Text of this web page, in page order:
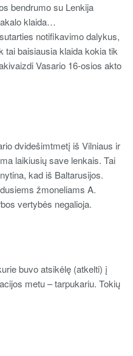
bendrumo su Lenkija
klaida…
notifikavimo dalykus,
baisiausia klaida kokia tik
Vasario 16-osios akto
dvidešimtmetį iš Vilniaus ir
laikiusių save lenkais. Tai
kad iš Baltarusijos.
žmoneliams A.
vertybės negalioja.
buvo atsikėlę (atkelti) į
metu – tarpukariu. Tokių